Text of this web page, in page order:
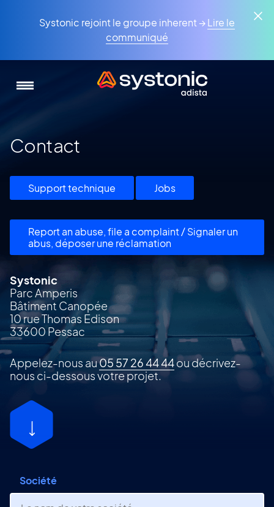
Systonic rejoint le groupe inherent →Lire le
communiqué
Contact
Support technique Jobs
Report an abuse, file a complaint / Signaler un
abus, déposer une réclamation
Systonic
Parc Amperis
Bâtiment Canopée
10 rue Thomas Edison
33600 Pessac
Appelez-nous au05 57 26 44 44ou décrivez-
nous ci-dessous votre projet.
Société